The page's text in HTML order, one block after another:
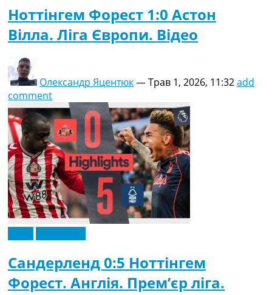
Ноттінгем Форест 1:0 Астон
Вілла. Ліга Європи. Відео
Олександр Яцентюк—Трав 1, 2026, 11:32add
comment
Сандерленд 0:5 Ноттінгем
Форест. Англія. Прем’єр ліга.